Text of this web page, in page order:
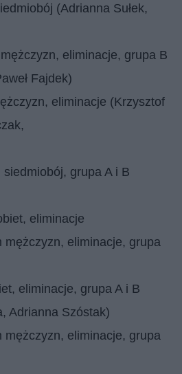
(Adrianna Sułek,
eliminacje, grupa B
Fajdek)
eliminacje (Krzysztof
grupa A i B
eliminacje
mężczyzn, eliminacje, grupa
eliminacje, grupa A i B
Adrianna Szóstak)
mężczyzn, eliminacje, grupa